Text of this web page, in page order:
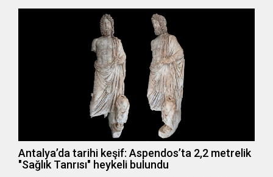
Antalya’da tarihi keşif: Aspendos’ta 2,2 metrelik
"Sağlık Tanrısı" heykeli bulundu